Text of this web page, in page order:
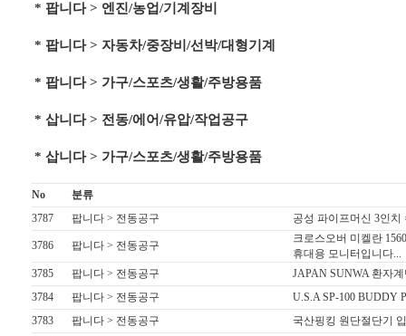
* 팝니다 > 엔진/농업/기계장비
* 팝니다 > 자동차/중장비/선박/대형기계
* 팝니다 > 가구/스포츠/생활/주방용품
* 삽니다 > 전동/에어/유압/작업공구
* 삽니다 > 가구/스포츠/생활/주방용품
No
분류
3787
팝니다 > 전동공구 공성 파이프머신 3인치
3786 팝니다 > 전동공구
크로스오버 미켈란
휴대용 모니터입니다...
3785
팝니다 > 전동공구
JAPAN SUNWA 환자
3784
팝니다 > 전동공구
U.S.A SP-100 BUDDY
3783
팝니다 > 전동공구
국산핑킹 원단절단기